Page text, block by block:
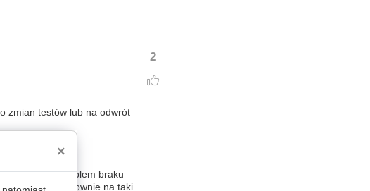
2
zmian testów lub na odwrót
oczywisty problem braku
że patrzać ponownie na taki
×